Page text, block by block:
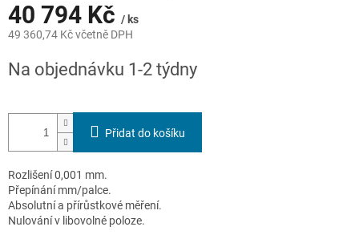
40 794 Kč / ks
49 360,74 Kč včetně DPH
cena:
Na objednávku 1-2 týdny
Přidat do košíku
Rozlišení 0,001 mm.
Přepínání mm/palce.
Absolutní a přírůstkové měření.
Nulování v libovolné poloze.